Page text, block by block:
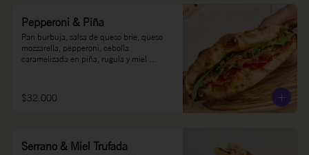
Pepperoni & Piña
Pan burbuja, salsa de queso brie, queso
mozzarella, pepperoni, cebolla
caramelizada en piña, rugula y miel
$32.000
Serrano & Miel Trufada